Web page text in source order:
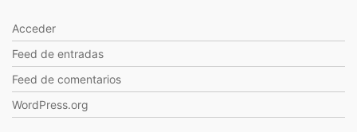
Acceder
Feed de entradas
Feed de comentarios
WordPress.org